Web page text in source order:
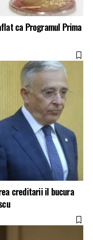
ca Programul Prima
creditarii il bucura